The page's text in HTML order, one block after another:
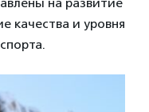
на развитие
качества и уровня